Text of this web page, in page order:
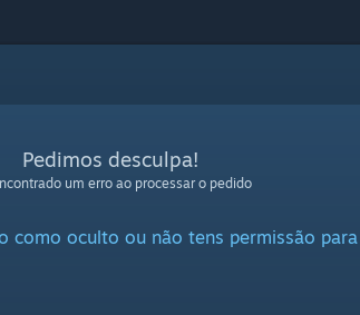
Pedimos desculpa!
um erro ao processar o pedido
como oculto ou não tens permissão